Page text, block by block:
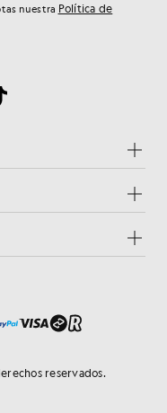
nuestra Política de
reservados.